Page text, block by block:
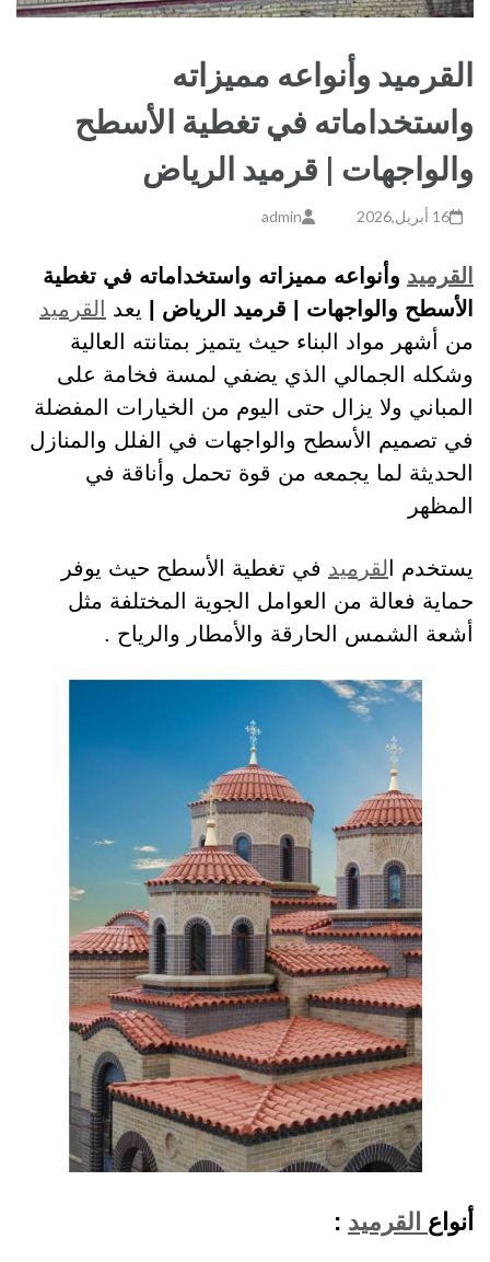
القرميد وأنواعه مميزاته
واستخداماته في تغطية الأسطح
والواجهات | قرميد الرياض
16 أبريل,2026 admin
القرميد وأنواعه مميزاته واستخداماته في تغطية
الأسطح والواجهات | قرميد الرياض |
يعد
القرميد
من أشهر مواد البناء حيث يتميز بمتانته العالية
وشكله الجمالي الذي يضفي لمسة فخامة على
المباني ولا يزال حتى اليوم من الخيارات المفضلة
في تصميم الأسطح والواجهات في الفلل والمنازل
الحديثة لما يجمعه من قوة تحمل وأناقة في
المظهر
يستخدم ا لقرميد في تغطية الأسطح حيث يوفر
حماية فعالة من العوامل الجوية المختلفة مثل
أشعة الشمس الحارقة والأمطار والرياح .
أنواع القرميد :